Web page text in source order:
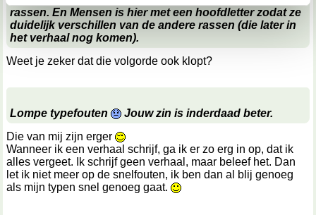
We werken samen met67 derdendie uw gegevens
kunnen ontvangen en verwerken.
rassen. En Mensen is hier met een hoofdletter zodat ze
duidelijk verschillen van de andere rassen (die later in
het verhaal nog komen).
Weet je zeker dat die volgorde ook klopt?
Lompe typefouten
Jouw zin is inderdaad beter.
Die van mij zijn erger
Wanneer ik een verhaal schrijf, ga ik er zo erg in op, dat ik
alles vergeet. Ik schrijf geen verhaal, maar beleef het. Dan
let ik niet meer op de snelfouten, ik ben dan al blij genoeg
als mijn typen snel genoeg gaat.